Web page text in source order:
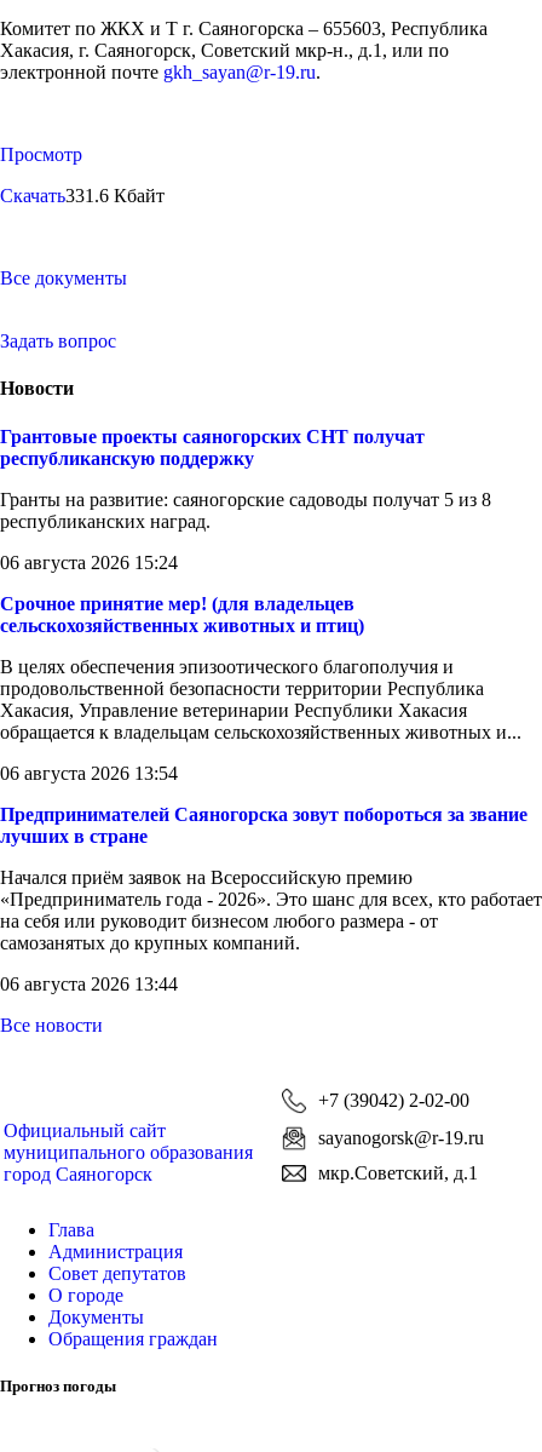
Комитет по ЖКХ и Т г. Саяногорска – 655603, Республика
Хакасия, г. Саяногорск, Советский мкр-н., д.1, или по
электронной почте gkh_sayan@r-19.ru.
Просмотр
Скачать331.6 Кбайт
Все документы
Задать вопрос
Новости
Грантовые проекты саяногорских СНТ получат
республиканскую поддержку
Гранты на развитие: саяногорские садоводы получат 5 из 8
республиканских наград.
06 августа 2026 15:24
Срочное принятие мер! (для владельцев
сельскохозяйственных животных и птиц)
В целях обеспечения эпизоотического благополучия и
продовольственной безопасности территории Республика
Хакасия, Управление ветеринарии Республики Хакасия
обращается к владельцам сельскохозяйственных животных и...
06 августа 2026 13:54
Предпринимателей Саяногорска зовут побороться за звание
лучших в стране
Начался приём заявок на Всероссийскую премию
«Предприниматель года - 2026». Это шанс для всех, кто работает
на себя или руководит бизнесом любого размера - от
самозанятых до крупных компаний.
06 августа 2026 13:44
Все новости
Официальный сайт
муниципального образования
город Саяногорск
+7 (39042) 2-02-00
sayanogorsk@r-19.ru
мкр.Советский, д.1
Глава
Администрация
Совет депутатов
О городе
Документы
Обращения граждан
Прогноз погоды